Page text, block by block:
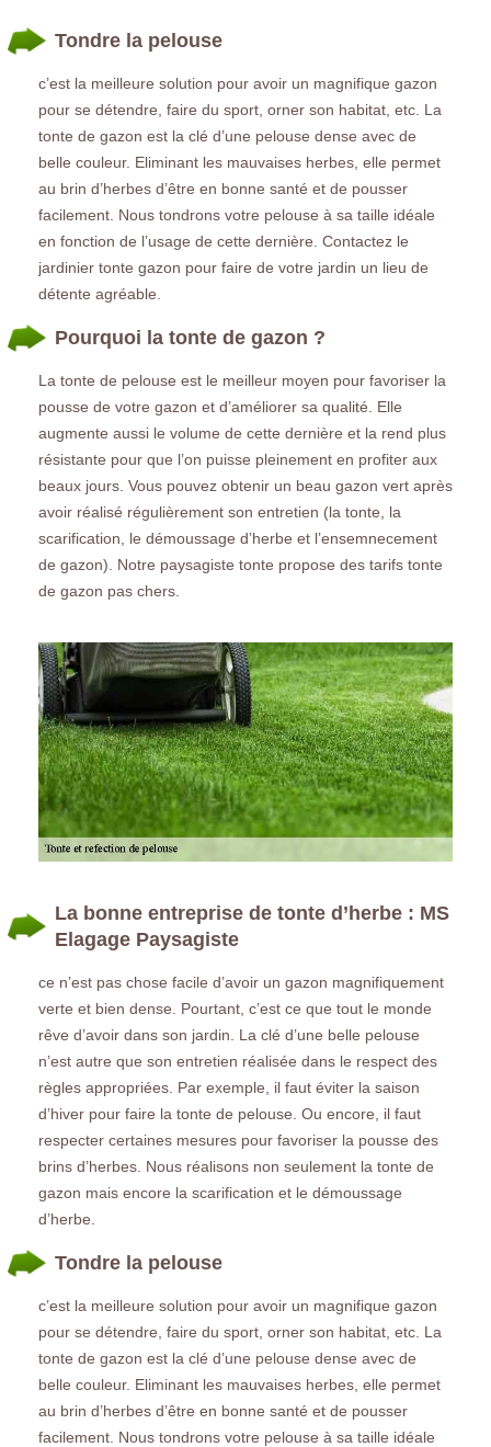
Tondre la pelouse
c’est la meilleure solution pour avoir un magnifique gazon
pour se détendre, faire du sport, orner son habitat, etc. La
tonte de gazon est la clé d’une pelouse dense avec de
belle couleur. Eliminant les mauvaises herbes, elle permet
au brin d’herbes d’être en bonne santé et de pousser
facilement. Nous tondrons votre pelouse à sa taille idéale
en fonction de l’usage de cette dernière. Contactez le
jardinier tonte gazon pour faire de votre jardin un lieu de
détente agréable.
Pourquoi la tonte de gazon ?
La tonte de pelouse est le meilleur moyen pour favoriser la
pousse de votre gazon et d’améliorer sa qualité. Elle
augmente aussi le volume de cette dernière et la rend plus
résistante pour que l’on puisse pleinement en profiter aux
beaux jours. Vous pouvez obtenir un beau gazon vert après
avoir réalisé régulièrement son entretien (la tonte, la
scarification, le démoussage d’herbe et l’ensemnecement
de gazon). Notre paysagiste tonte propose des tarifs tonte
de gazon pas chers.
La bonne entreprise de tonte d’herbe : MS
Elagage Paysagiste
ce n’est pas chose facile d’avoir un gazon magnifiquement
verte et bien dense. Pourtant, c’est ce que tout le monde
rêve d’avoir dans son jardin. La clé d’une belle pelouse
n’est autre que son entretien réalisée dans le respect des
règles appropriées. Par exemple, il faut éviter la saison
d’hiver pour faire la tonte de pelouse. Ou encore, il faut
respecter certaines mesures pour favoriser la pousse des
brins d’herbes. Nous réalisons non seulement la tonte de
gazon mais encore la scarification et le démoussage
d’herbe.
Tondre la pelouse
c’est la meilleure solution pour avoir un magnifique gazon
pour se détendre, faire du sport, orner son habitat, etc. La
tonte de gazon est la clé d’une pelouse dense avec de
belle couleur. Eliminant les mauvaises herbes, elle permet
au brin d’herbes d’être en bonne santé et de pousser
facilement. Nous tondrons votre pelouse à sa taille idéale